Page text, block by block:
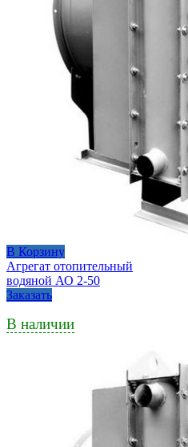
В Корзину
Агрегат отопительный
водяной АО 2-50
Заказать
В наличии